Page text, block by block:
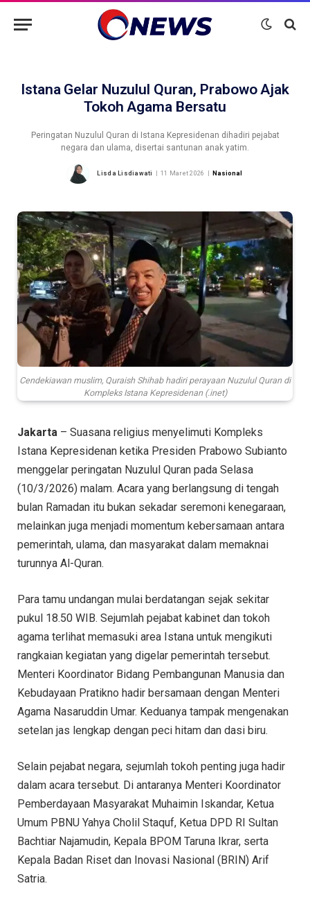
Istana Gelar Nuzulul Quran, Prabowo Ajak
Tokoh Agama Bersatu
Peringatan Nuzulul Quran di Istana Kepresidenan dihadiri pejabat
negara dan ulama, disertai santunan anak yatim.
Lisda Lisdiawati 11 Maret 2026 Nasional
Cendekiawan muslim, Quraish Shihab hadiri perayaan Nuzulul Quran di
Kompleks Istana Kepresidenan (.inet)
Jakarta – Suasana religius menyelimuti Kompleks
Istana Kepresidenan ketika Presiden Prabowo Subianto
menggelar peringatan Nuzulul Quran pada Selasa
(10/3/2026) malam. Acara yang berlangsung di tengah
bulan Ramadan itu bukan sekadar seremoni kenegaraan,
melainkan juga menjadi momentum kebersamaan antara
pemerintah, ulama, dan masyarakat dalam memaknai
turunnya Al-Quran.
Para tamu undangan mulai berdatangan sejak sekitar
pukul 18.50 WIB. Sejumlah pejabat kabinet dan tokoh
agama terlihat memasuki area Istana untuk mengikuti
rangkaian kegiatan yang digelar pemerintah tersebut.
Menteri Koordinator Bidang Pembangunan Manusia dan
Kebudayaan Pratikno hadir bersamaan dengan Menteri
Agama Nasaruddin Umar. Keduanya tampak mengenakan
setelan jas lengkap dengan peci hitam dan dasi biru.
Selain pejabat negara, sejumlah tokoh penting juga hadir
dalam acara tersebut. Di antaranya Menteri Koordinator
Pemberdayaan Masyarakat Muhaimin Iskandar, Ketua
Umum PBNU Yahya Cholil Staquf, Ketua DPD RI Sultan
Bachtiar Najamudin, Kepala BPOM Taruna Ikrar, serta
Kepala Badan Riset dan Inovasi Nasional (BRIN) Arif
Satria.